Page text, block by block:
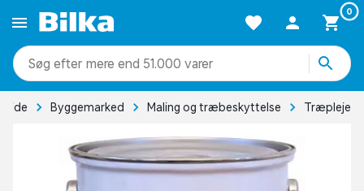
0
mere end 51.000 varer
Byggemarked Maling og træbeskyttelse Træpleje